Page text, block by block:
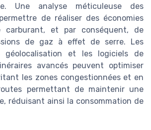
Une analyse méticuleuse des
de réaliser des économies
carburant, et par conséquent, de
de gaz à effet de serre. Les
géolocalisation et les logiciels de
avancés peuvent optimiser
les zones congestionnées et en
permettant de maintenir une
réduisant ainsi la consommation de